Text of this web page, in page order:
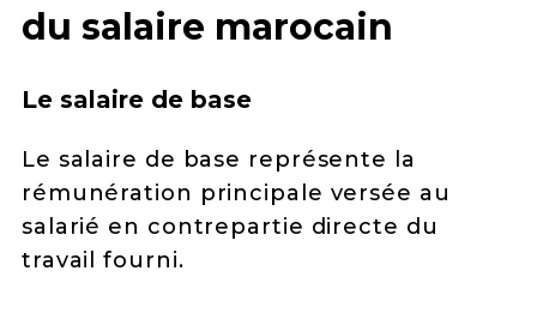
du salaire marocain
Le salaire de base
Le salaire de base représente la
rémunération principale versée au
salarié en contrepartie directe du
travail fourni.